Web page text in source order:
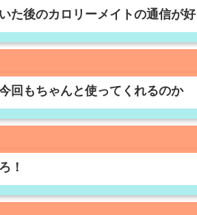
た後のカロリーメイトの通信が好
回もちゃんと使ってくれるのか
！